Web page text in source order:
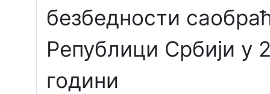
безбедности
Републици Србији у
години